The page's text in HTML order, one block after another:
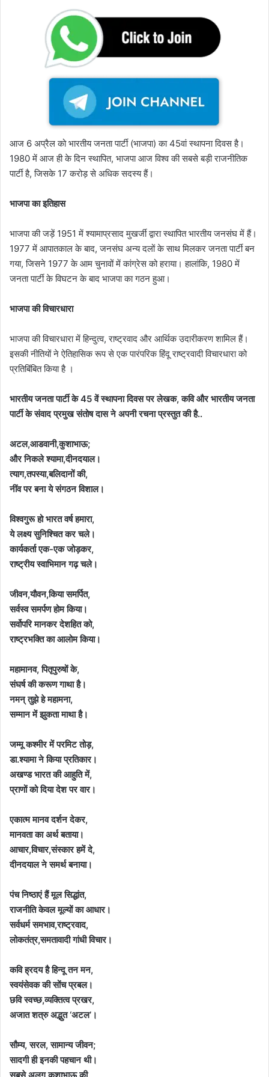
आज 6 अप्रैल को भारतीय जनता पार्टी (भाजपा) का 45वां स्थापना दिवस है।
1980 में आज ही के दिन स्थापित, भाजपा आज विश्व की सबसे बड़ी राजनीतिक
पार्टी है, जिसके 17 करोड़ से अधिक सदस्य हैं।
भाजपा का इतिहास
भाजपा की जड़ें 1951 में श्यामाप्रसाद मुखर्जी द्वारा स्थापित भारतीय जनसंघ में हैं।
1977 में आपातकाल के बाद, जनसंघ अन्य दलों के साथ मिलकर जनता पार्टी बन
गया, जिसने 1977 के आम चुनावों में कांग्रेस को हराया। हालांकि, 1980 में
जनता पार्टी के विघटन के बाद भाजपा का गठन हुआ।
भाजपा की विचारधारा
भाजपा की विचारधारा में हिन्दुत्व, राष्ट्रवाद और आर्थिक उदारीकरण शामिल हैं।
इसकी नीतियों ने ऐतिहासिक रूप से एक पारंपरिक हिंदू राष्ट्रवादी विचारधारा को
प्रतिबिंबित किया है ।
भारतीय जनता पार्टी के 45 वें स्थापना दिवस पर लेखक, कवि और भारतीय जनता
पार्टी के संवाद प्रमुख संतोष दास ने अपनी रचना प्रस्तुत की है..
अटल,आडवानी,कुशाभाऊ;
और निकले श्यामा,दीनदयाल।
त्याग,तपस्या,बलिदानों की,
नींव पर बना ये संगठन विशाल।
विश्वगुरू हो भारत वर्ष हमारा,
ये लक्ष्य सुनिश्चित कर चले।
कार्यकर्ता एक-एक जोड़कर,
राष्ट्रीय स्वाभिमान गढ़ चले।
जीवन,यौवन,किया समर्पित,
सर्वस्व समर्पण होम किया।
सर्वोपरि मानकर देशहित को,
राष्ट्रभक्ति का आलोम किया।
महामानव, पितृपुरुषों के,
संघर्ष की करूण गाथा है।
नमन् तुझे हे महामना,
सम्मान में झुकता माथा है।
जम्मू कश्मीर में परमिट तोड़,
डा.श्यामा ने किया प्रतिकार।
अखण्ड भारत की आहुति में,
प्राणों को दिया देश पर वार।
एकात्म मानव दर्शन देकर,
मानवता का अर्थ बताया।
आचार,विचार,संस्कार हमें दे,
दीनदयाल ने समर्थ बनाया।
पंच निष्ठाएं हैं मूल सिद्धांत,
राजनीति केवल मूल्यों का आधार।
सर्वधर्म समभाव,राष्ट्रवाद,
लोकतंत्र,समतावादी गांधी विचार।
कवि ह्रदय है हिन्दू तन मन,
स्वयंसेवक की सोंच प्रबल।
छवि स्वच्छ,व्यक्तित्व प्रखर,
अजात शत्रु अद्भुत ‘अटल’।
सौम्य, सरल, सामान्य जीवन;
सादगी ही इनकी पहचान थी।